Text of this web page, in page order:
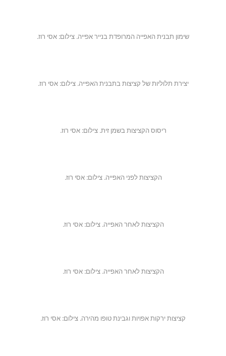
שימון תבנית האפייה המרופדת בנייר אפייה. צילום: אסי רוז.
יצירת תלוליות של קציצות בתבנית האפייה. צילום: אסי רוז.
ריסוס הקציצות בשמן זית. צילום: אסי רוז.
הקציצות לפני האפייה. צילום: אסי רוז.
הקציצות לאחר האפייה. צילום: אסי רוז.
הקציצות לאחר האפייה. צילום: אסי רוז.
קציצות ירקות אפויות וגבינת טופו מהירה. צילום: אסי רוז.